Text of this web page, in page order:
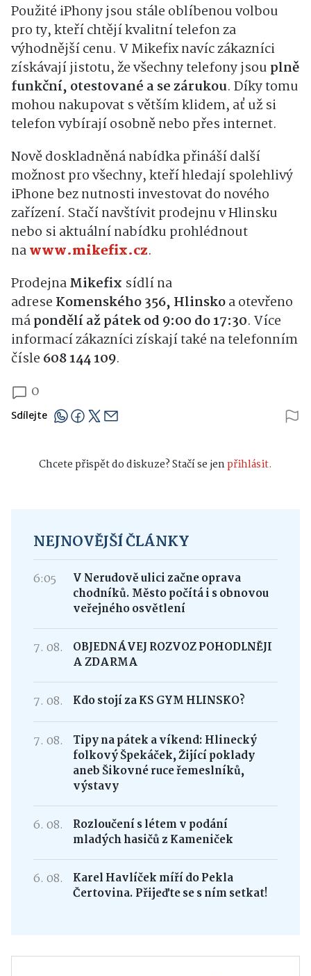
Použité iPhony jsou stále oblíbenou volbou
pro ty, kteří chtějí kvalitní telefon za
výhodnější cenu. V Mikefix navíc zákazníci
získávají jistotu, že všechny telefony jsou plně
funkční, otestované a se zárukou. Díky tomu
mohou nakupovat s větším klidem, ať už si
telefon vybírají osobně nebo přes internet.
Nově doskladněná nabídka přináší další
možnost pro všechny, kteří hledají spolehlivý
iPhone bez nutnosti investovat do nového
zařízení. Stačí navštívit prodejnu v Hlinsku
nebo si aktuální nabídku prohlédnout
nawww.mikefix.cz.
ProdejnaMikefix sídlí na
adrese Komenského 356, Hlinskoa otevřeno
mápondělí až pátek od 9:00 do 17:30. Více
informací zákazníci získají také na telefonním
čísle 608 144 109.
0
Sdílejte
Chcete přispět do diskuze? Stačí se jenpřihlásit.
NEJNOVĚJŠÍ ČLÁNKY
6:05
V Nerudově ulici začne oprava
chodníků. Město počítá i s obnovou
veřejného osvětlení
7. 08.
OBJEDNÁVEJ ROZVOZ POHODLNĚJI
A ZDARMA
7. 08. Kdo stojí za KS GYM HLINSKO?
7. 08.
Tipy na pátek a víkend: Hlinecký
folkový Špekáček, Žijící poklady
aneb Šikovné ruce řemeslníků,
výstavy
6. 08.
Rozloučení s létem v podání
mladých hasičů z Kameniček
6. 08.
Karel Havlíček míří do Pekla
Čertovina. Přijeďte se s ním setkat!